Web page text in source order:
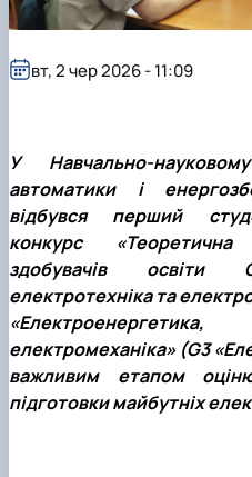
Новини
У Навчально-
автоматики і
відбувся перший
конкурс «Теоретична
здобувачів освіти
електротехніка та
електромеханіка» (G3
важливим етапом
підготовки майбутніх
вт, 2 чер 2026 - 11:09